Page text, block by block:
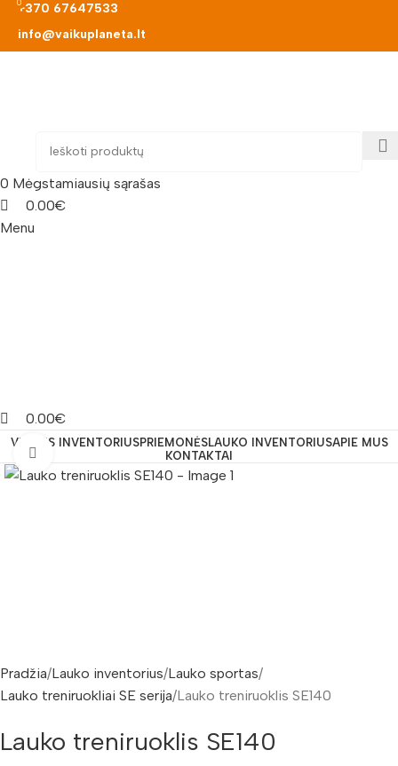
+370 67647533
info@vaikuplaneta.lt
0 Mėgstamiausių sąrašas
0
0.00€
Menu
0
0.00€
VIDAUS INVENTORIUSPRIEMONĖSLAUKO INVENTORIUSAPIE MUS
KONTAKTAI
Padidinti nuotrauką
Pradžia Lauko inventorius Lauko sportas
Lauko treniruokliai SE serija Lauko treniruoklis SE140
Lauko treniruoklis SE140